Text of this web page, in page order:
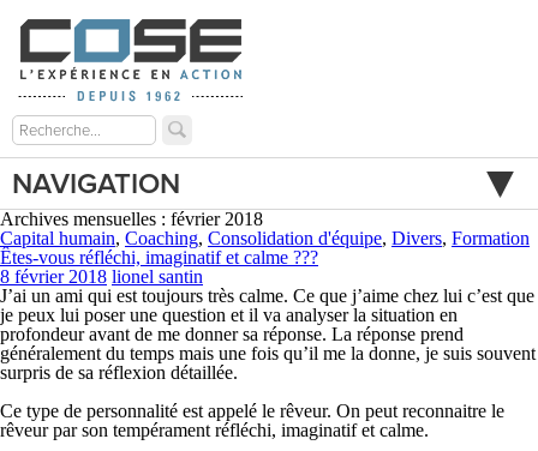
NAVIGATION
Archives mensuelles : février 2018
Capital humain, Coaching, Consolidation d'équipe, Divers, Formation
Êtes-vous réfléchi, imaginatif et calme ???
8 février 2018 lionel santin
J’ai un ami qui est toujours très calme. Ce que j’aime chez lui c’est que
je peux lui poser une question et il va analyser la situation en
profondeur avant de me donner sa réponse. La réponse prend
généralement du temps mais une fois qu’il me la donne, je suis souvent
surpris de sa réflexion détaillée.
Ce type de personnalité est appelé le rêveur. On peut reconnaitre le
rêveur par son tempérament réfléchi, imaginatif et calme.